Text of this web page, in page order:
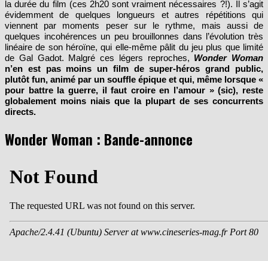
Ces imperfections inhérentes au genre sont encore amplifiées par
la durée du film (ces 2h20 sont vraiment nécessaires ?!). Il s’agit
évidemment de quelques longueurs et autres répétitions qui
viennent par moments peser sur le rythme, mais aussi de
quelques incohérences un peu brouillonnes dans l’évolution très
linéaire de son héroïne, qui elle-même pâlit du jeu plus que limité
de Gal Gadot. Malgré ces légers reproches,Wonder Woman
n’en est pas moins un film de super-héros grand public,
plutôt fun, animé par un souffle épique et qui, même lorsque «
pour battre la guerre, il faut croire en l’amour » (sic), reste
globalement moins niais que la plupart de ses concurrents